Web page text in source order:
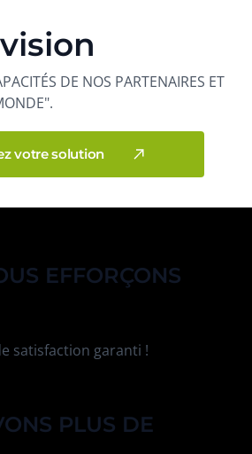
DE NOS PARTENAIRES ET
votre solution
EFFORÇONS
satisfaction garanti !
PLUS DE